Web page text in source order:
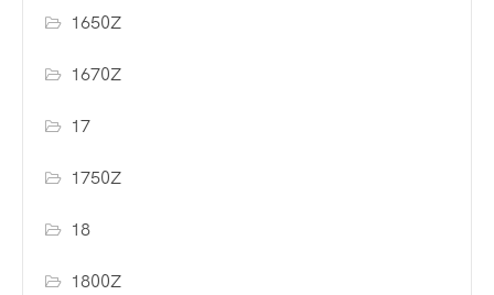
1650Z
1670Z
17
1750Z
18
1800Z